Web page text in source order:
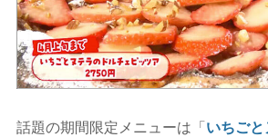
話題の期間限定メニューは「いちご